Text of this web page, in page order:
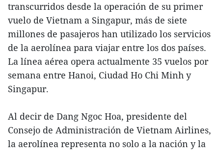
transcurridos desde la operación de su primer
vuelo de Vietnam a Singapur, más de siete
millones de pasajeros han utilizado los servicios
de la aerolínea para viajar entre los dos países.
La línea aérea opera actualmente 35 vuelos por
semana entre Hanoi, Ciudad Ho Chi Minh y
Singapur.
Al decir de Dang Ngoc Hoa, presidente del
Consejo de Administración de Vietnam Airlines,
la aerolínea representa no solo a la nación y la